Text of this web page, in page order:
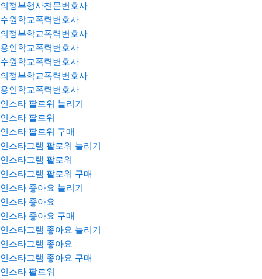
의정부형사전문변호사
수원학교폭력변호사
의정부학교폭력변호사
용인학교폭력변호사
수원학교폭력변호사
의정부학교폭력변호사
용인학교폭력변호사
인스타 팔로워 늘리기
인스타 팔로워
인스타 팔로워 구매
인스타그램 팔로워 늘리기
인스타그램 팔로워
인스타그램 팔로워 구매
인스타 좋아요 늘리기
인스타 좋아요
인스타 좋아요 구매
인스타그램 좋아요 늘리기
인스타그램 좋아요
인스타그램 좋아요 구매
인스타 팔로워